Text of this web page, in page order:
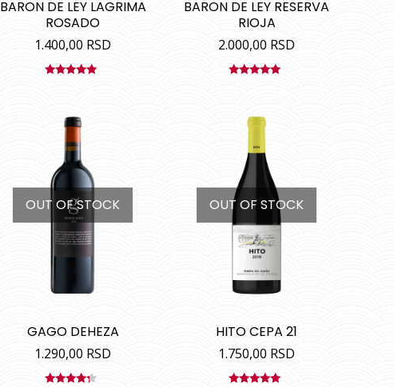
BARON DE LEY LAGRIMA
ROSADO
1.400,00 RSD
BARON DE LEY RESERVA
RIOJA
2.000,00 RSD
OUT OF STOCK
GAGO DEHEZA
1.290,00 RSD
OUT OF STOCK
HITO CEPA 21
1.750,00 RSD